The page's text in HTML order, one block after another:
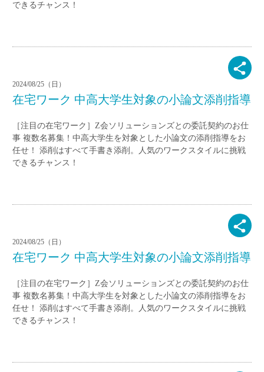
できるチャンス！
2024/08/25（日）
在宅ワーク 中高大学生対象の小論文添削指導
［注目の在宅ワーク］Z会ソリューションズとの委託契約のお仕
事 複数名募集！中高大学生を対象とした小論文の添削指導をお
任せ！ 添削はすべて手書き添削。人気のワークスタイルに挑戦
できるチャンス！
2024/08/25（日）
在宅ワーク 中高大学生対象の小論文添削指導
［注目の在宅ワーク］Z会ソリューションズとの委託契約のお仕
事 複数名募集！中高大学生を対象とした小論文の添削指導をお
任せ！ 添削はすべて手書き添削。人気のワークスタイルに挑戦
できるチャンス！